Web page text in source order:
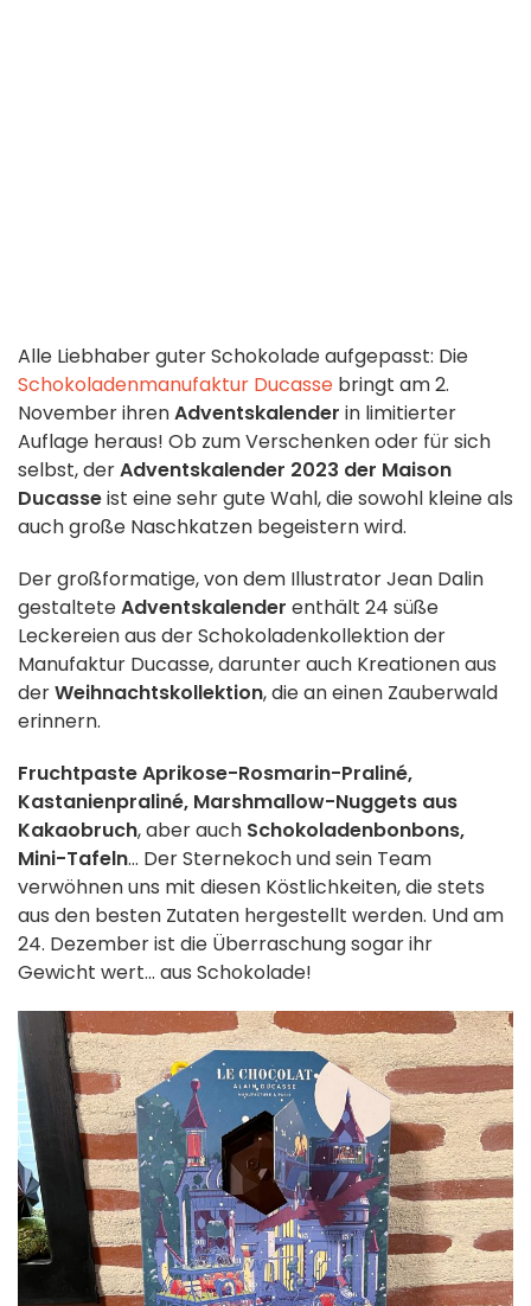
Alle Liebhaber guter Schokolade aufgepasst: Die
Schokoladenmanufaktur Ducasse bringt am 2.
November ihrenAdventskalender in limitierter
Auflage heraus! Ob zum Verschenken oder für sich
selbst, derAdventskalender 2023 der Maison
Ducasseist eine sehr gute Wahl, die sowohl kleine als
auch große Naschkatzen begeistern wird.
Der großformatige, von dem Illustrator Jean Dalin
gestalteteAdventskalender enthält 24 süße
Leckereien aus der Schokoladenkollektion der
Manufaktur Ducasse, darunter auch Kreationen aus
derWeihnachtskollektion, die an einen Zauberwald
erinnern.
Fruchtpaste Aprikose-Rosmarin-Praliné,
Kastanienpraliné, Marshmallow-Nuggets aus
Kakaobruch, aber auch Schokoladenbonbons,
Mini-Tafeln... Der Sternekoch und sein Team
verwöhnen uns mit diesen Köstlichkeiten, die stets
aus den besten Zutaten hergestellt werden. Und am
24. Dezember ist die Überraschung sogar ihr
Gewicht wert... aus Schokolade!